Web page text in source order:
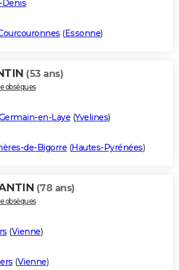
Denis
(Essonne)
(53 ans)
obsèques
en-Laye (Yvelines)
de-Bigorre (Hautes-Pyrénées)
(78 ans)
obsèques
(Vienne)
(Vienne)